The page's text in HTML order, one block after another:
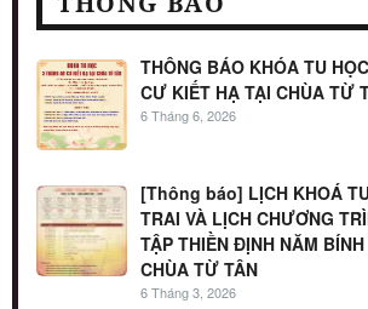
THÔNG BÁO KHÓA TU
CƯ KIẾT HẠ TẠI CHÙA TỪ
6 Tháng 6, 2026
[Thông báo] LỊCH KHOÁ
TRAI VÀ LỊCH CHƯƠNG
TẬP THIỀN ĐỊNH NĂM
CHÙA TỪ TÂN
6 Tháng 3, 2026